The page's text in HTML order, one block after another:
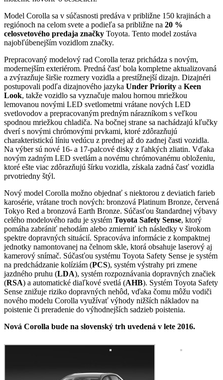
Model Corolla sa v súčasnosti predáva v približne 150 krajinách a
regiónoch na celom svete a podieľa sa približne na 20 %
celosvetového predaja značky Toyota. Tento model zostáva
najobľúbenejším vozidlom značky.
Prepracovaný modelový rad Corolla teraz prichádza s novým,
modernejším exteriérom. Predná časť bola kompletne aktualizovaná
a zvýrazňuje širšie rozmery vozidla a prestížnejší dizajn. Dizajnéri
postupovali podľa dizajnového jazyka Under Priority a Keen
Look, takže vozidlo sa vyznačuje malou hornou mriežkou
lemovanou novými LED svetlometmi vrátane nových LED
svetlovodov a prepracovaným predným nárazníkom s veľkou
spodnou mriežkou chladiča. Na bočnej strane sa nachádzajú kľučky
dverí s novými chrómovými prvkami, ktoré zdôrazňujú
charakteristickú líniu vedúcu z prednej až do zadnej časti vozidla.
Na výber sú nové 16- a 17-palcové disky z ľahkých zliatin. Vďaka
novým zadným LED svetlám a novému chrómovanému obloženiu,
ktoré ešte viac zdôrazňujú šírku vozidla, získala zadná časť vozidla
prvotriedny štýl.
Nový model Corolla možno objednať s niektorou z deviatich farieb
karosérie, vrátane troch nových: bronzová Platinum Bronze, červená
Tokyo Red a bronzová Earth Bronze. Súčasťou štandardnej výbavy
celého modelového radu je systém Toyota Safety Sense, ktorý
pomáha zabrániť nehodám alebo zmierniť ich následky v širokom
spektre dopravných situácií. Spracováva informácie z kompaktnej
jednotky namontovanej na čelnom skle, ktorá obsahuje laserový aj
kamerový snímač. Súčasťou systému Toyota Safety Sense je systém
na predchádzanie kolíziám (PCS), systém výstrahy pri zmene
jazdného pruhu (LDA), systém rozpoznávania dopravných značiek
(RSA) a automatické diaľkové svetlá (AHB). Systém Toyota Safety
Sense znižuje riziko dopravných nehôd, vďaka čomu môžu vodiči
nového modelu Corolla využívať výhody nižších nákladov na
poistenie či preradenie do výhodnejších sadzieb poistenia.
Nová Corolla bude na slovenský trh uvedená v lete 2016.